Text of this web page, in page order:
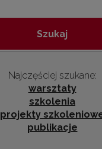
Szukaj
Najczęściej szukane:
warsztaty
szkolenia
projekty
publikacje